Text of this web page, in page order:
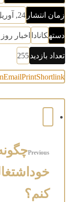
زمان انتشار 24, آوریل 2024
دستهکانادا اخبار روز
تعداد بازدید255
EmailPrintShortlink
Previous
کنم؟